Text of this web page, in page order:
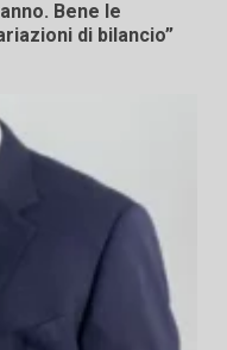
Bene le
di bilancio”